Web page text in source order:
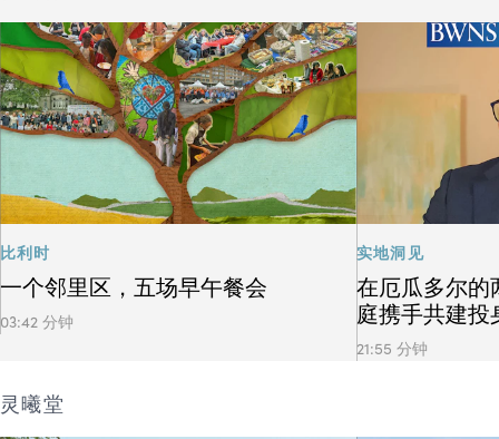
比利时
一个邻里区，五场早午餐会
03:42 分钟
实地洞见
在厄瓜多尔的
庭携手共建投
21:55 分钟
灵曦堂